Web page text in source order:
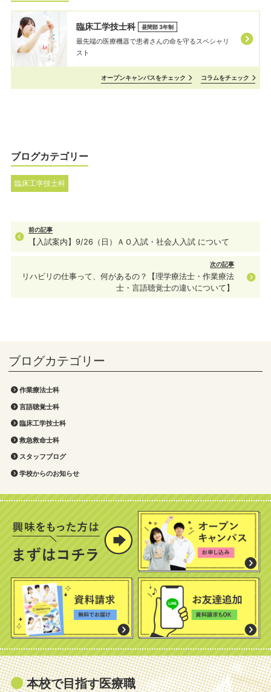
作業療法士科
言語聴覚士科
臨床工学技士科
救急救命士科
スタッフブログ
学校からのお知らせ
臨床工学技士科 昼間部 3年制
最先端の医療機器で患者さんの命を守るスペシャリ
スト
オープンキャンパスをチェック コラムをチェック
ブログカテゴリー
臨床工学技士科
前の記事
【入試案内】9/26（日）ＡＯ入試・社会人入試 について
次の記事
リハビリの仕事って、何があるの？【理学療法士・作業療法
士・言語聴覚士の違いについて】
本校で目指す医療職